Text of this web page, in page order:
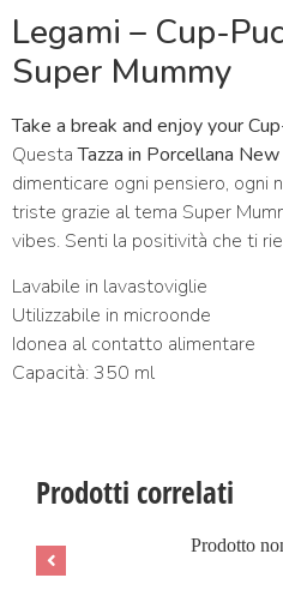
Legami – Cup-
Super Mummy
Take a break and enjoy your
QuestaTazza in Porcellana
dimenticare ogni pensiero, ogni
triste grazie al tema Super
vibes. Senti la positività che ti
Lavabile in lavastoviglie
Utilizzabile in microonde
Idonea al contatto alimentare
Capacità: 350 ml
Prodotti correlati
Prodotto